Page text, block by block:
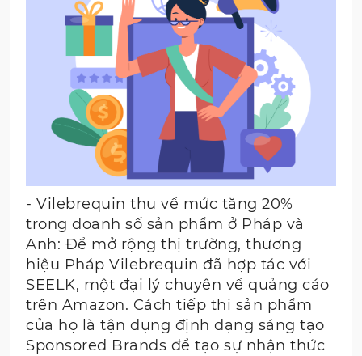
- Vilebrequin thu về mức tăng 20%
trong doanh số sản phẩm ở Pháp và
Anh: Để mở rộng thị trường, thương
hiệu Pháp Vilebrequin đã hợp tác với
SEELK, một đại lý chuyên về quảng cáo
trên Amazon. Cách tiếp thị sản phẩm
của họ là tận dụng định dạng sáng tạo
Sponsored Brands để tạo sự nhận thức